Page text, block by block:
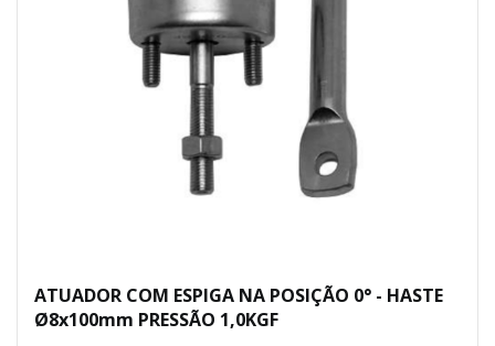
ATUADOR COM ESPIGA NA POSIÇÃO 0° - HASTE
Ø8x100mm PRESSÃO 1,0KGF